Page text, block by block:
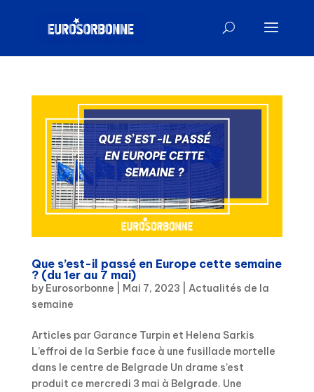
Que s’est-il passé en Europe cette semaine
? (du 1er au 7 mai)
by Eurosorbonne Mai 7, 2023
Actualités de la
semaine
Articles par Garance Turpin et Helena Sarkis
L’effroi de la Serbie face à une fusillade mortelle
dans le centre de Belgrade Un drame s’est
produit ce mercredi 3 mai à Belgrade. Une